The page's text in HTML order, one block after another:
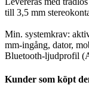
till 3,5 mm
Min. systemkrav:
mm-ingång, dator,
Bluetooth-ljudprofil
Kunder som köpt